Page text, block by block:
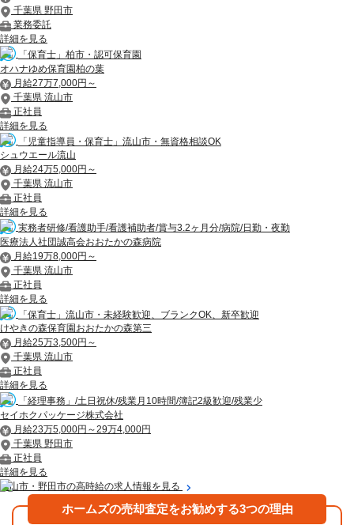
千葉県 野田市
業務委託
詳細を見る
「保育士」柏市・認可保育園
オハナゆめ保育園柏の葉
月給27万7,000円～
千葉県 流山市
正社員
詳細を見る
「児童指導員・保育士」流山市・無資格相談OK
シュウエール流山
月給24万5,000円～
千葉県 流山市
正社員
詳細を見る
実務者研修/看護助手/看護補助者/賞与3.2ヶ月分/病院/日勤・夜勤
医療法人社団誠高会おおたかの森病院
月給19万8,000円～
千葉県 流山市
正社員
詳細を見る
「保育士」流山市・未経験歓迎、ブランクOK、新卒歓迎
けやきの森保育園おおたかの森第三
月給25万3,500円～
千葉県 流山市
正社員
詳細を見る
「経理事務」/土日祝休/残業月10時間/簿記2級歓迎/残業少
セイホクパッケージ株式会社
月給23万5,000円～29万4,000円
千葉県 野田市
正社員
詳細を見る
流山市・野田市の高時給の求人情報を見る
ホームズの売却査定をお勧めする3つの理由